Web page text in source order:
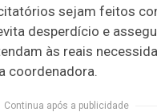
sejam feitos
desperdício e
às reais
coordenadora.
Continua após a publicidade